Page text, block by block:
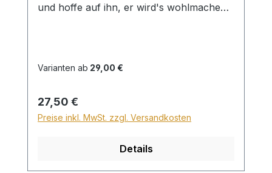
und hoffe auf ihn, er wird's wohlmachen
Deutschlands ein Zuschlag für Sperrgut in
Versand ins Ausland beträgt der
Sperrgutzuschlag 30€.
Varianten ab 29,00 €
Regulärer Preis:
27,50 €
Preise inkl. MwSt. zzgl. Versandkosten
Details